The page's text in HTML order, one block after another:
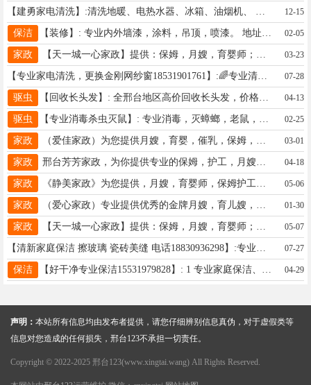
12-15
保洁 02-05
家政 03-23
07-28
驱虫 【回收长头发】: 全邢台地区高价回收长头发，价格2000-15000公斤。联系15350867380 地址、电话：泉南东大街15350867380 04-13
驱虫 02-25
家政 03-01
家政 04-18
家政 05-06
家政 01-30
家政 05-07
07-27
保洁 04-29
声明： 本站所有信息均由发布者提供，请您仔细辨别信息真伪，对于虚假类等
信息对您造成的任何损失，邢台123不承担一切责任。
Copyright © 2022-2025 邢台123(www.xingtai.wang) All Rights Reserved.